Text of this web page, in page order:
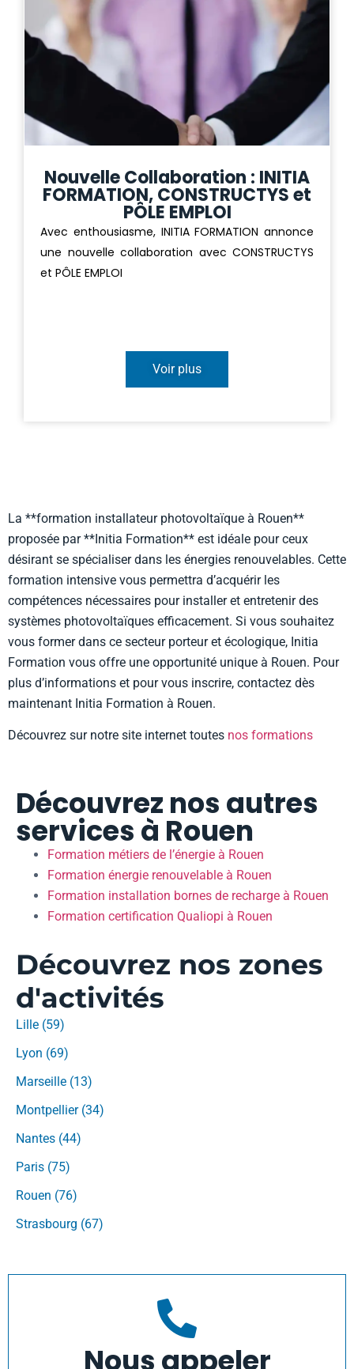
Nouvelle Collaboration : INITIA
FORMATION, CONSTRUCTYS et
PÔLE EMPLOI
Avec enthousiasme, INITIA FORMATION annonce
une nouvelle collaboration avec CONSTRUCTYS
et PÔLE EMPLOI
Voir plus
La **formation installateur photovoltaïque à Rouen**
proposée par **Initia Formation** est idéale pour ceux
désirant se spécialiser dans les énergies renouvelables. Cette
formation intensive vous permettra d’acquérir les
compétences nécessaires pour installer et entretenir des
systèmes photovoltaïques efficacement. Si vous souhaitez
vous former dans ce secteur porteur et écologique, Initia
Formation vous offre une opportunité unique à Rouen. Pour
plus d’informations et pour vous inscrire, contactez dès
maintenant Initia Formation à Rouen.
Découvrez sur notre site internet toutes nos formations
Découvrez nos autres
services à Rouen
Formation métiers de l’énergie à Rouen
Formation énergie renouvelable à Rouen
Formation installation bornes de recharge à Rouen
Formation certification Qualiopi à Rouen
Découvrez nos zones
d'activités
Lille (59)
Lyon (69)
Marseille (13)
Montpellier (34)
Nantes (44)
Paris (75)
Rouen (76)
Strasbourg (67)
Nous appeler